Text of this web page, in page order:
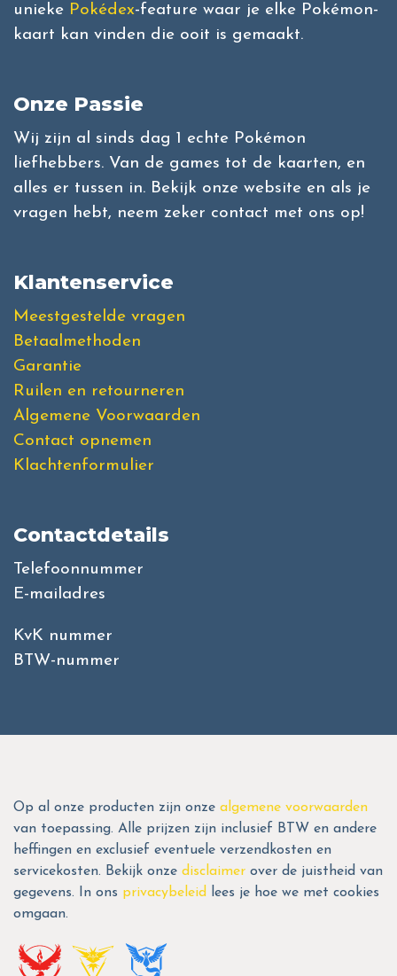
unieke Pokédex-feature waar je elke Pokémon-
kaart kan vinden die ooit is gemaakt.
Onze Passie
Wij zijn al sinds dag 1 echte Pokémon
liefhebbers. Van de games tot de kaarten, en
alles er tussen in. Bekijk onze website en als je
vragen hebt, neem zeker contact met ons op!
Klantenservice
Meestgestelde vragen
Betaalmethoden
Garantie
Ruilen en retourneren
Algemene Voorwaarden
Contact opnemen
Klachtenformulier
Contactdetails
Telefoonnummer
E-mailadres
KvK nummer
BTW-nummer
Op al onze producten zijn onze algemene voorwaarden
van toepassing. Alle prijzen zijn inclusief BTW en andere
heffingen en exclusief eventuele verzendkosten en
servicekosten. Bekijk onze disclaimer over de juistheid van
gegevens. In ons privacybeleid
lees je hoe we met cookies
omgaan.